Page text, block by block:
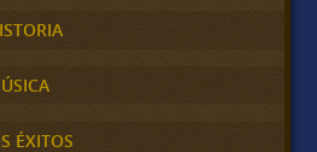
ÉXITOS